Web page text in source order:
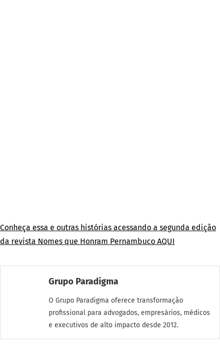
Conheça essa e outras histórias acessando a segunda edição
da revista Nomes que Honram Pernambuco AQUI
Grupo Paradigma
O Grupo Paradigma oferece transformação
profissional para advogados, empresários, médicos
e executivos de alto impacto desde 2012.